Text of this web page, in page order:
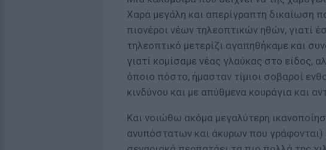
Χαρά μεγάλη και απερίγραπτη δικαίωση
πιονέροι νέων τηλεοπτικών ηθών, γιατί
τηλεοπτικό μετερίζι αγαπηθήκαμε και
γιατί κομίσαμε νέας γλαύκας στο είδος,
όποιο πόστο, ήμασταν τίμιοι σοβαροί
κινδύνου και με απύθμενα κουράγια και
Και νοιώθω ακόμα μεγαλύτερη
ανυπόστατων και άκυρων που γράφονται)